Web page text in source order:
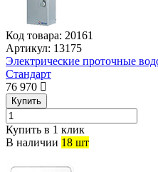
Код товара: 20161
Артикул: 13175
Электрические проточные
Стандарт
76 970
Купить
Купить в 1 клик
В наличии 18 шт